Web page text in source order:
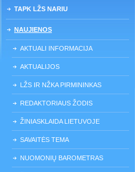
TAPK LŽS NARIU
NAUJIENOS
AKTUALI INFORMACIJA
AKTUALIJOS
LŽS IR NŽKA PIRMININKAS
REDAKTORIAUS ŽODIS
ŽINIASKLAIDA LIETUVOJE
SAVAITĖS TEMA
NUOMONIŲ BAROMETRAS